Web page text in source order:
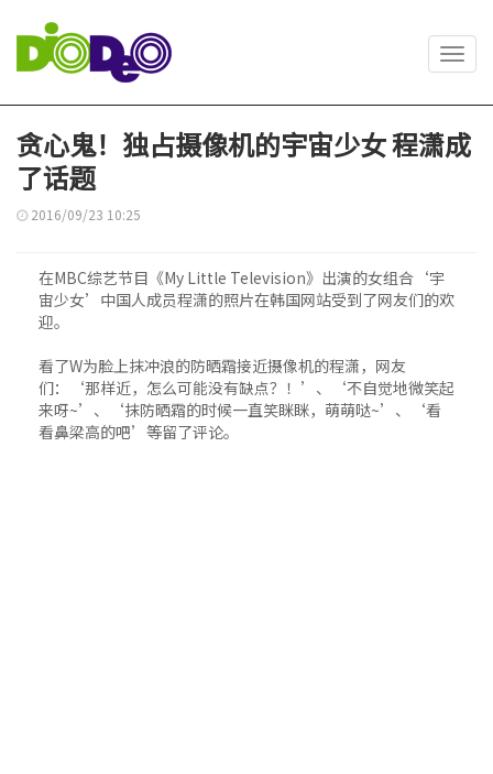
贪心鬼！独占摄像机的宇宙少女 程潇成
了话题
2016/09/23 10:25
在MBC综艺节目《My Little Television》出演的女组合‘宇
宙少女’中国人成员程潇的照片在韩国网站受到了网友们的欢
迎。
看了W为脸上抹冲浪的防晒霜接近摄像机的程潇，网友
们：‘那样近，怎么可能没有缺点？！’、‘不自觉地微笑起
来呀~’、‘抹防晒霜的时候一直笑眯眯，萌萌哒~’、‘看
看鼻梁高的吧’等留了评论。